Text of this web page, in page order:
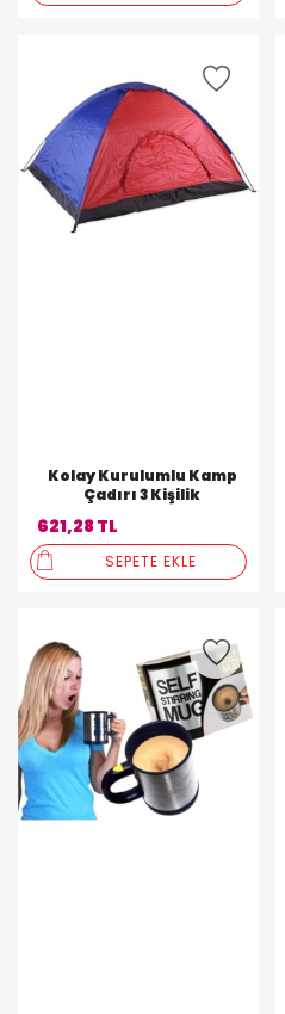
Kolay Kurulumlu Kamp
Çadırı 3 Kişilik
621,28 TL
SEPETE EKLE